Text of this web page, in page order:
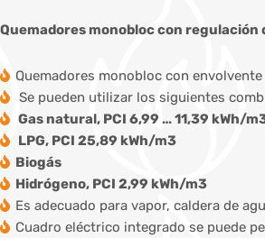
Quemadores monobloc con
Quemadores monobloc con
Se pueden utilizar los siguientes
Gas natural, PCI 6,99 … 11,39 kWh/
LPG, PCI 25,89 kWh/m3
Biogás
Hidrógeno, PCI 2,99 kWh/m3
Es adecuado para vapor, caldera de
Cuadro eléctrico integrado se puede